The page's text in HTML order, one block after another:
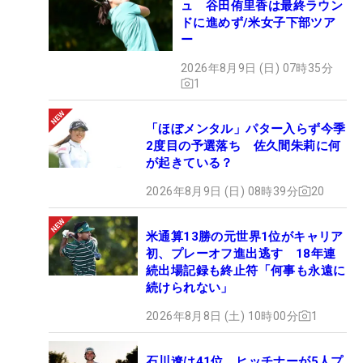
ュ 谷田侑里香は最終ラウン
ドに進めず/米女子下部ツア
ー
2026年8月9日 (日) 07時35分
1
「ほぼメンタル」パター入らず今季
2度目の予選落ち 佐久間朱莉に何
が起きている？
2026年8月9日 (日) 08時39分 20
米通算13勝の元世界1位がキャリア
初、プレーオフ進出逃す 18年連
続出場記録も終止符「何事も永遠に
続けられない」
2026年8月8日 (土) 10時00分 1